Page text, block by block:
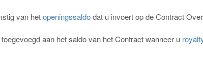
van hetopeningssaldodat u invoert op de Contract
aan het saldo van het Contract wanneer u